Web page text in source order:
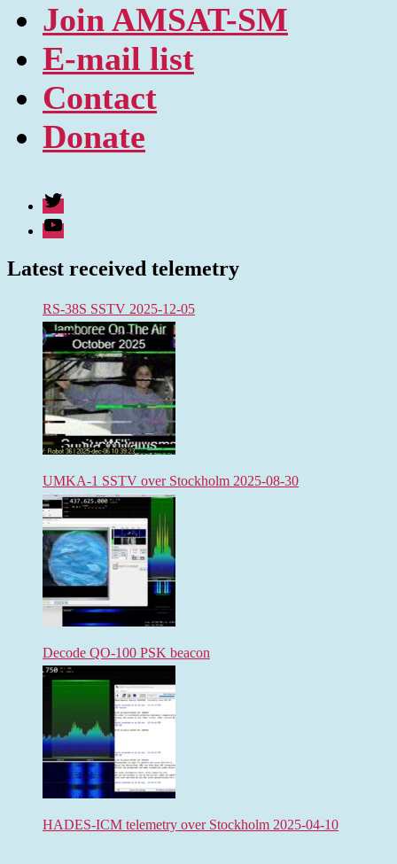
Join AMSAT-SM
E-mail list
Contact
Donate
Twitter
Youtube
Latest received telemetry
RS-38S SSTV 2025-12-05
UMKA-1 SSTV over Stockholm 2025-08-30
Decode QO-100 PSK beacon
HADES-ICM telemetry over Stockholm 2025-04-10